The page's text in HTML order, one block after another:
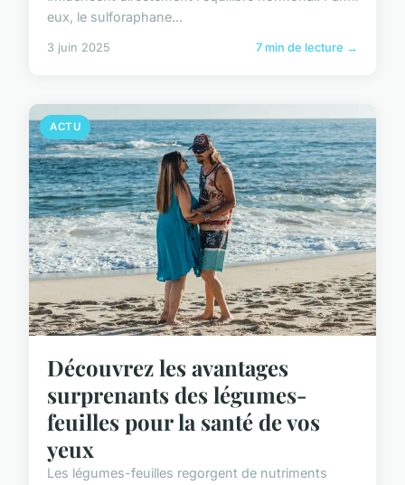
eux, le sulforaphane...
3 juin 2025 7 min de lecture →
ACTU
Découvrez les avantages
surprenants des légumes-
feuilles pour la santé de vos
yeux
Les légumes-feuilles regorgent de nutriments